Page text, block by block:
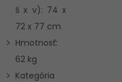
š x v): 74 x
72 x 77 cm
Hmotnosť:
62 kg
Kategória